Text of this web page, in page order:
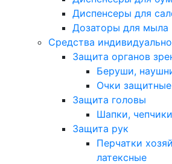
Диспенсеры для
Дозаторы для мыла
Средства
Защита органов
Беруши,
Очки защитные
Защита головы
Шапки,
Защита рук
Перчатки
латексные